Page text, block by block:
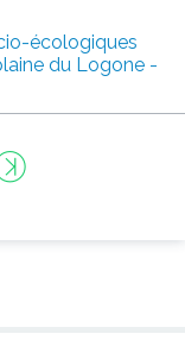
écologiques
du Logone -